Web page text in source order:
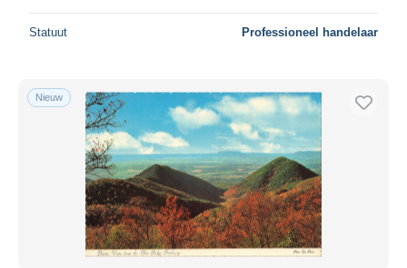
Statuut Professioneel handelaar
Nieuw